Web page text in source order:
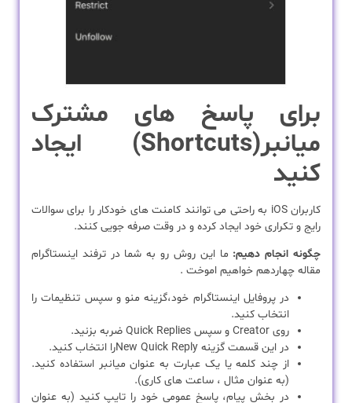
برای پاسخ های مشترک
میانبر(Shortcuts) ایجاد
کنید
کاربران iOS به راحتی می توانند کامنت های خودکار را برای سوالات
رایج و تکراری خود ایجاد کرده و در وقت صرفه جویی کنند.
چگونه انجام دهیم: ما این روش رو به شما در ترفند اینستاگرام
مقاله چهاردهم خواهیم اموخت .
در پروفایل اینستاگرام خود،گزینه منو و سپس تنظیمات را
انتخاب کنید.
روی Creator و سپس Quick Replies ضربه بزنید.
در این قسمت گزینه New Quick Replyرا انتخاب کنید.
از چند کلمه یا یک عبارت به عنوان میانبر استفاده کنید.
(به عنوان مثال ، ساعت های کاری).
در بخش پیام، پاسخ عمومی خود را تایپ کنید (به عنوان